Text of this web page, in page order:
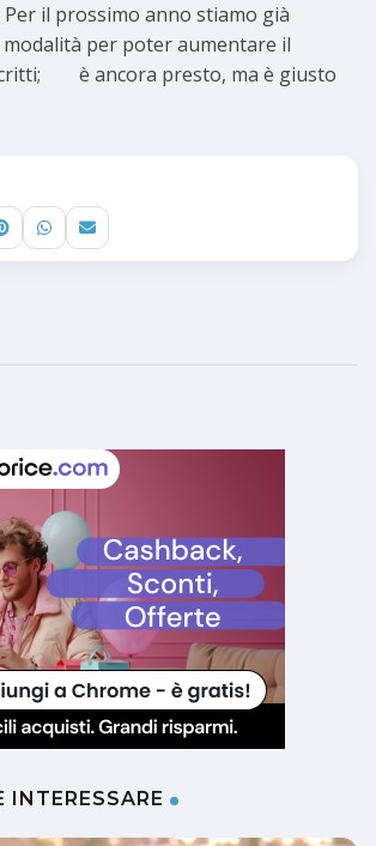
il prossimo anno stiamo già
per poter aumentare il
è ancora presto, ma è giusto
INTERESSARE